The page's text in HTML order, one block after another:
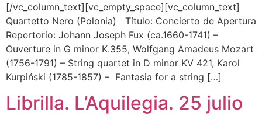
[/vc_column_text][vc_empty_space][vc_column_text]
Quartetto Nero (Polonia) Título: Concierto de Apertura
Repertorio: Johann Joseph Fux (ca.1660-1741) –
Ouverture in G minor K.355, Wolfgang Amadeus Mozart
(1756-1791) – String quartet in D minor KV 421, Karol
Kurpiński (1785-1857) – Fantasia for a string […]
Librilla. L’Aquilegia. 25 julio